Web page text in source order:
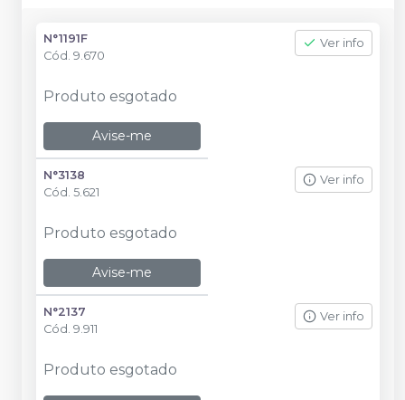
N°1191F
Cód. 9.670
Ver info
Produto esgotado
Avise-me
N°3138
Cód. 5.621
Ver info
Produto esgotado
Avise-me
N°2137
Cód. 9.911
Ver info
Produto esgotado